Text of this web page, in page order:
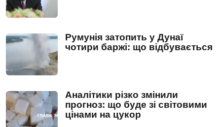
Румунія затопить у Дунаї
чотири баржі: що відбувається
Аналітики різко змінили
прогноз: що буде зі світовими
цінами на цукор